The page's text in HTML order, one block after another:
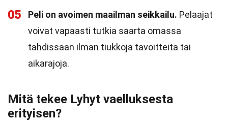
05 Peli on avoimen maailman seikkailu. Pelaajat
voivat vapaasti tutkia saarta omassa
tahdissaan ilman tiukkoja tavoitteita tai
aikarajoja.
Mitä tekee Lyhyt vaelluksesta
erityisen?